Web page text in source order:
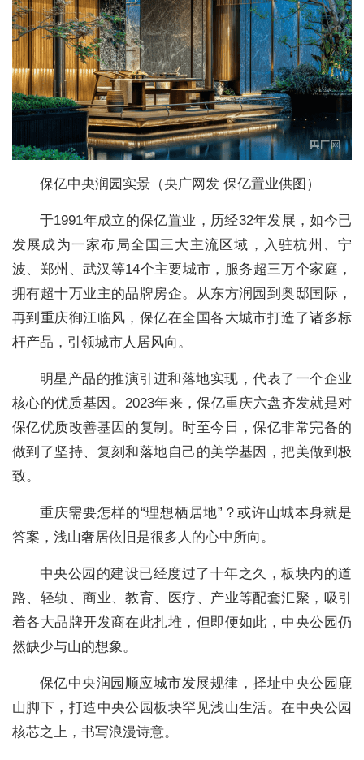
保亿中央润园实景（央广网发 保亿置业供图）
于1991年成立的保亿置业，历经32年发展，如今已
发展成为一家布局全国三大主流区域，入驻杭州、宁
波、郑州、武汉等14个主要城市，服务超三万个家庭，
拥有超十万业主的品牌房企。从东方润园到奥邸国际，
再到重庆御江临风，保亿在全国各大城市打造了诸多标
杆产品，引领城市人居风向。
明星产品的推演引进和落地实现，代表了一个企业
核心的优质基因。2023年来，保亿重庆六盘齐发就是对
保亿优质改善基因的复制。时至今日，保亿非常完备的
做到了坚持、复刻和落地自己的美学基因，把美做到极
致。
重庆需要怎样的“理想栖居地”？或许山城本身就是
答案，浅山奢居依旧是很多人的心中所向。
中央公园的建设已经度过了十年之久，板块内的道
路、轻轨、商业、教育、医疗、产业等配套汇聚，吸引
着各大品牌开发商在此扎堆，但即便如此，中央公园仍
然缺少与山的想象。
保亿中央润园顺应城市发展规律，择址中央公园鹿
山脚下，打造中央公园板块罕见浅山生活。在中央公园
核芯之上，书写浪漫诗意。